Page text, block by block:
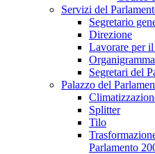
Servizi del
Segretario
Direzione
Lavorare per
Organigramma
Segretari del
Palazzo del
Splitter
Tilo
Parlamento